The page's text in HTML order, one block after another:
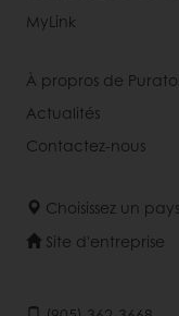
MyLink
À propros de
Actualités
Contactez-nous
Choisissez un pays
Site d'entreprise